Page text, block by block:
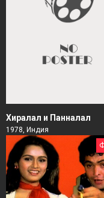
Хиралал и Панналал
1978, Индия